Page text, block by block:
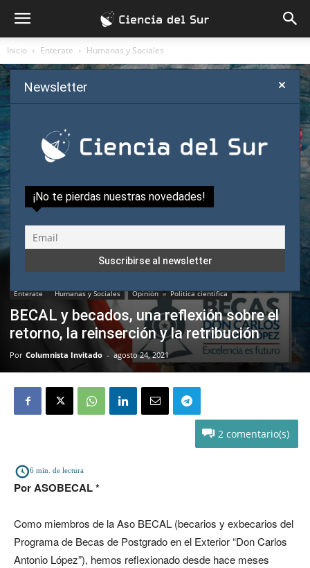
Inicio Enterate Humanas y Sociales
Enterate Humanas y Sociales Opinión Política científica
BECAL y becados, una reflexión sobre el
retorno, la reinserción y la retribución
Por Columnista Invitado - agosto 24, 2021
2
6 min. de lectura
Por ASOBECAL *
Como miembros de la Aso BECAL (becarios y exbecarios del
Programa de Becas de Postgrado en el Exterior “Don Carlos
Antonio López”), hemos reflexionado desde hace meses
Newsletter
¡No te pierdas nuestras novedades!